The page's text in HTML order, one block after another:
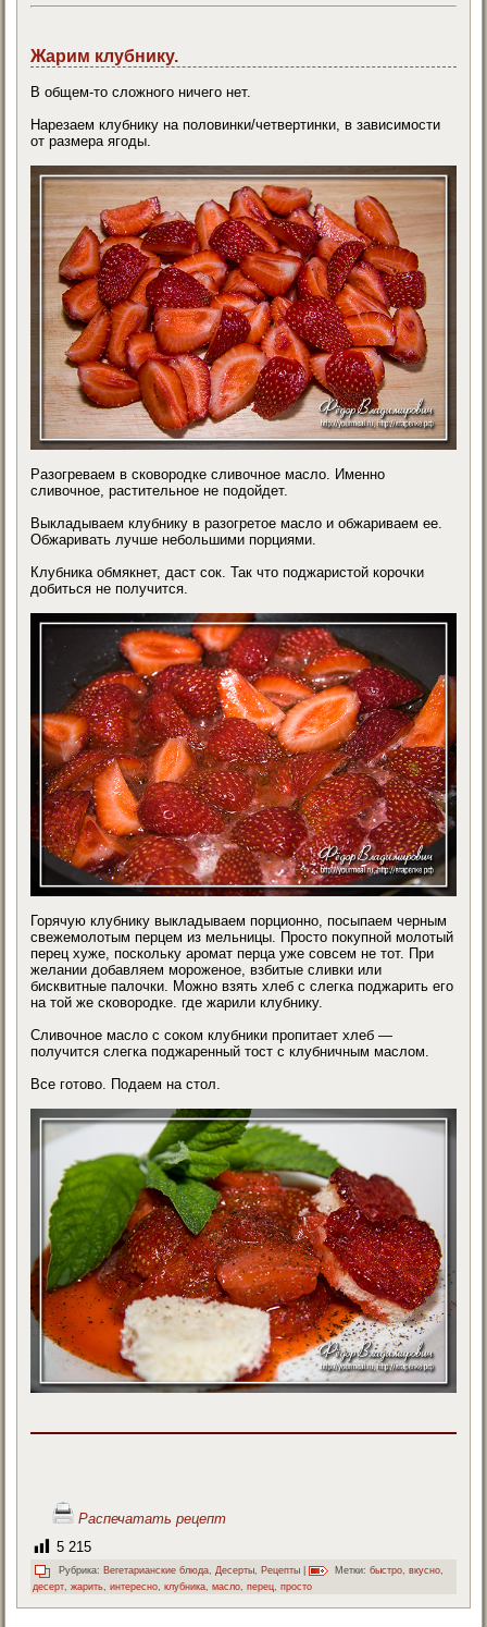
Жарим клубнику.
В общем-то сложного ничего нет.
Нарезаем клубнику на половинки/четвертинки, в зависимости
от размера ягоды.
Разогреваем в сковородке сливочное масло. Именно
сливочное, растительное не подойдет.
Выкладываем клубнику в разогретое масло и обжариваем ее.
Обжаривать лучше небольшими порциями.
Клубника обмякнет, даст сок. Так что поджаристой корочки
добиться не получится.
Горячую клубнику выкладываем порционно, посыпаем черным
свежемолотым перцем из мельницы. Просто покупной молотый
перец хуже, поскольку аромат перца уже совсем не тот. При
желании добавляем мороженое, взбитые сливки или
бисквитные палочки. Можно взять хлеб с слегка поджарить его
на той же сковородке. где жарили клубнику.
Сливочное масло с соком клубники пропитает хлеб —
получится слегка поджаренный тост с клубничным маслом.
Все готово. Подаем на стол.
Распечатать рецепт
5 215
Рубрика: Вегетарианские блюда Десерты Рецепты Метки: быстро ,вкусно
десерт ,жарить ,интересно ,клубника ,масло ,перец ,просто